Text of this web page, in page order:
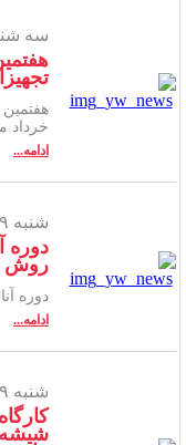
سه شنبه ۱۱ اردیبهشت
هفتمین
خرداد
ادامه...
شنبه ۹ دی ۱۴۰۲ -
دوره
روش
دوره
ادامه...
شنبه ۹ دی ۱۴۰۲ -
شیشه